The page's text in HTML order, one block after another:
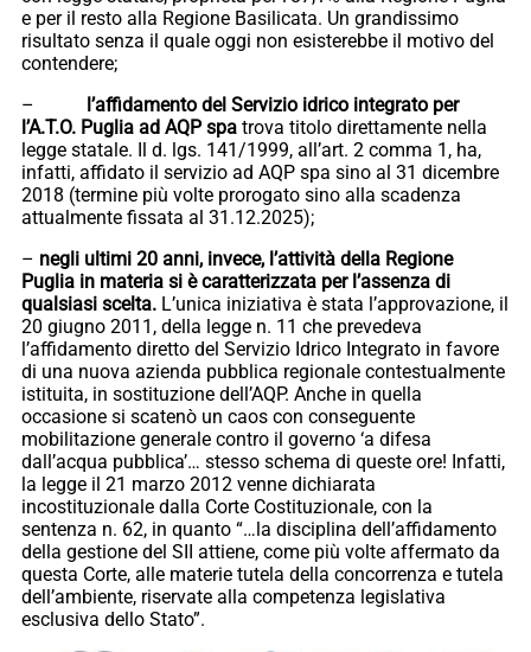
e per il resto alla Regione Basilicata. Un grandissimo
risultato senza il quale oggi non esisterebbe il motivo del
contendere;
–
l’affidamento del Servizio idrico integrato per
l’A.T.O. Puglia ad AQP spa trova titolo direttamente nella
legge statale. Il d. lgs. 141/1999, all’art. 2 comma 1, ha,
infatti, affidato il servizio ad AQP spa sino al 31 dicembre
2018 (termine più volte prorogato sino alla scadenza
attualmente fissata al 31.12.2025);
– negli ultimi 20 anni, invece, l’attività della Regione
Puglia in materia si è caratterizzata per l’assenza di
qualsiasi scelta. L’unica iniziativa è stata l’approvazione, il
20 giugno 2011, della legge n. 11 che prevedeva
l’affidamento diretto del Servizio Idrico Integrato in favore
di una nuova azienda pubblica regionale contestualmente
istituita, in sostituzione dell’AQP. Anche in quella
occasione si scatenò un caos con conseguente
mobilitazione generale contro il governo ‘a difesa
dall’acqua pubblica’… stesso schema di queste ore! Infatti,
la legge il 21 marzo 2012 venne dichiarata
incostituzionale dalla Corte Costituzionale, con la
sentenza n. 62, in quanto “…la disciplina dell’affidamento
della gestione del SII attiene, come più volte affermato da
questa Corte, alle materie tutela della concorrenza e tutela
dell’ambiente, riservate alla competenza legislativa
esclusiva dello Stato”.